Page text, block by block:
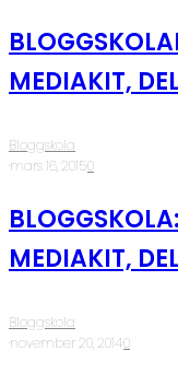
MEDIAKIT,
Bloggskola
·mars 16, 2015·0
MEDIAKIT,
Bloggskola
·november 20, 2014·0